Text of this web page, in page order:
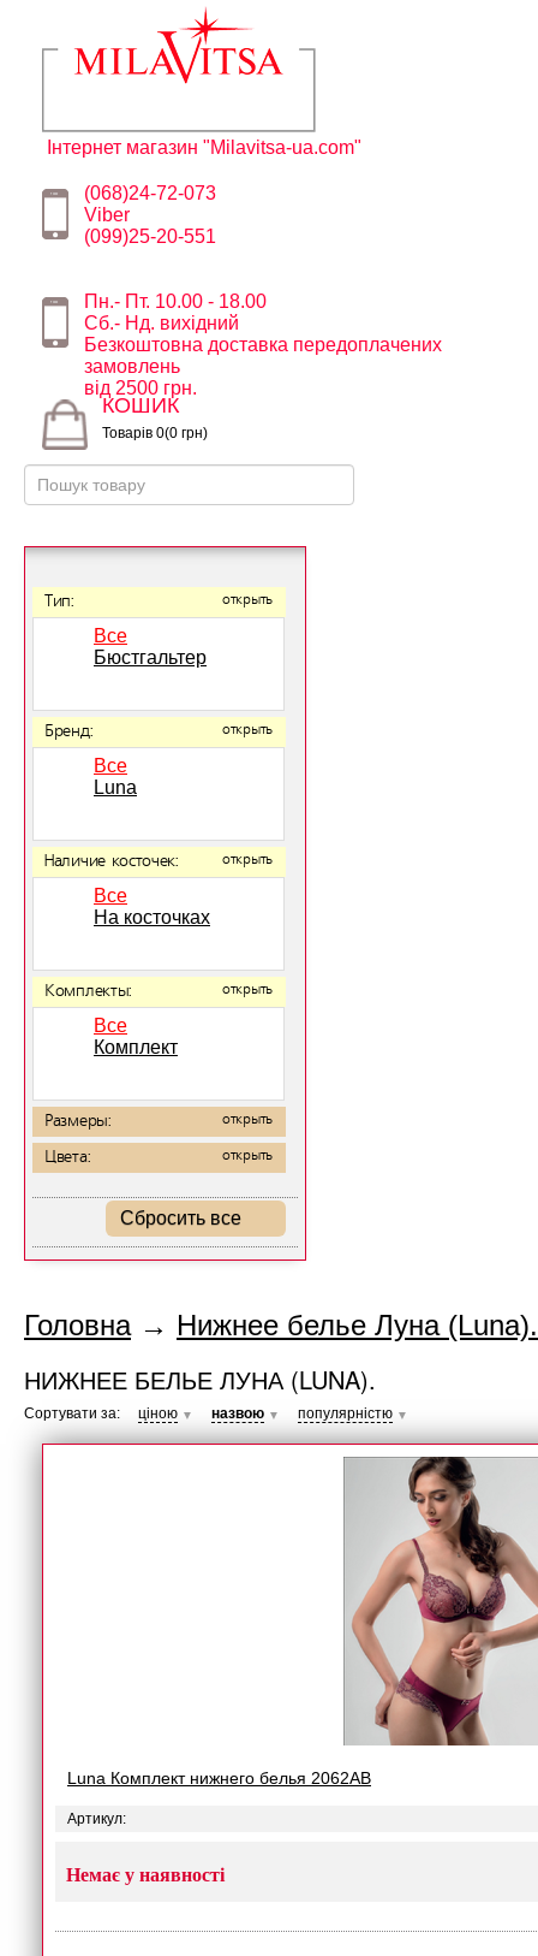
Інтернет магазин "Milavitsa-ua.com"
(068)24-72-073
Viber
(099)25-20-551
Пн.- Пт. 10.00 - 18.00
Сб.- Нд. вихідний
Безкоштовна доставка передоплачених
замовлень
від 2500 грн.
КОШИК
Товарів 0(0 грн)
Тип: открыть
Все
Бюстгальтер
Бренд: открыть
Все
Luna
Наличие косточек: открыть
Все
На косточках
Комплекты: открыть
Все
Комплект
Размеры: открыть
Цвета: открыть
Сбросить все
Головна→ Нижнее белье Луна (Luna).
НИЖНЕЕ БЕЛЬЕ ЛУНА (LUNA).
Сортувати за: ціною ▼ назвою ▼ популярністю ▼
Luna Комплект нижнего белья 2062AB
Артикул:
Немає у наявності